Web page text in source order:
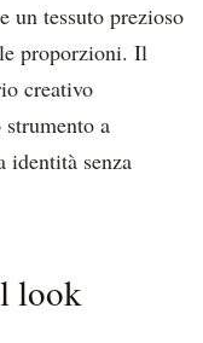
un tessuto prezioso
proporzioni. Il
creativo
a
identità senza
look